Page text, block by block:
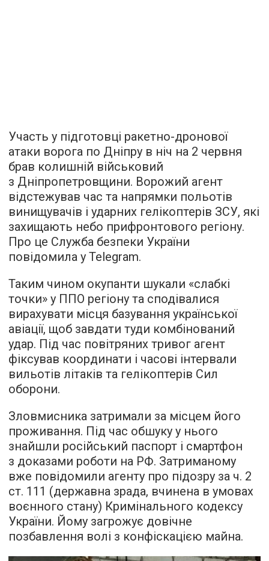
Участь у підготовці ракетно-дронової
атаки ворога по Дніпру в ніч на 2 червня
брав колишній військовий
з Дніпропетровщини. Ворожий агент
відстежував час та напрямки польотів
винищувачів і ударних гелікоптерів ЗСУ, які
захищають небо прифронтового регіону.
Про це Служба безпеки України
повідомила у Telegram.
Таким чином окупанти шукали «слабкі
точки» у ППО регіону та сподівалися
вирахувати місця базування української
авіації, щоб завдати туди комбінований
удар. Під час повітряних тривог агент
фіксував координати і часові інтервали
вильотів літаків та гелікоптерів Сил
оборони.
Зловмисника затримали за місцем його
проживання. Під час обшуку у нього
знайшли російський паспорт і смартфон
з доказами роботи на РФ. Затриманому
вже повідомили агенту про підозру за ч. 2
ст. 111 (державна зрада, вчинена в умовах
воєнного стану) Кримінального кодексу
України. Йому загрожує довічне
позбавлення волі з конфіскацією майна.